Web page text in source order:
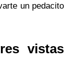
un pedacito
vistas